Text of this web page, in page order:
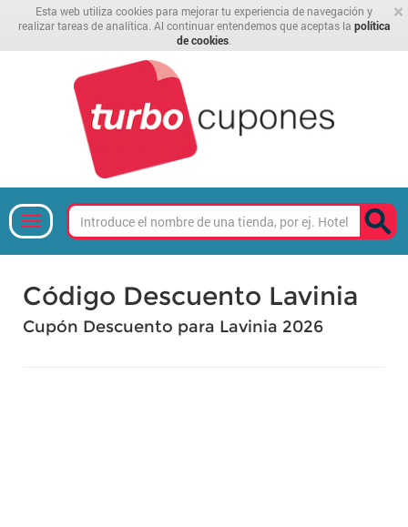
×
Esta web utiliza cookies para mejorar tu experiencia de navegación y
realizar tareas de analítica. Al continuar entendemos que aceptas la política
de cookies
Código Descuento Lavinia
Cupón Descuento para Lavinia 2026